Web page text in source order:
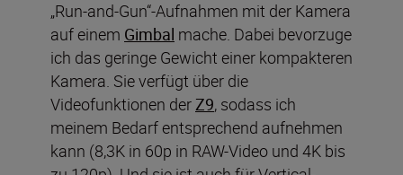
„Run-and-Gun“-Aufnahmen mit der Kamera
auf einem Gimbal mache. Dabei bevorzuge
ich das geringe Gewicht einer kompakteren
Kamera. Sie verfügt über die
Videofunktionen der Z9, sodass ich
meinem Bedarf entsprechend aufnehmen
kann (8,3K in 60p in RAW-Video und 4K bis